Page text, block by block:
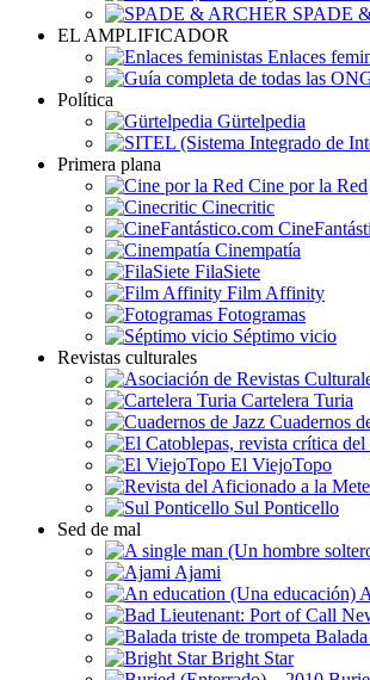
SPADE
EL AMPLIFICADOR
Enlaces
Política
Gürtelpedia
Primera plana
Cine por la Red
Cinecritic
Cinempatía
FilaSiete
Film Affinity
Fotogramas
Séptimo vicio
Revistas culturales
Cartelera Turia
Cuadernos
El ViejoTopo
Sul Ponticello
Sed de mal
Ajami
Bright Star